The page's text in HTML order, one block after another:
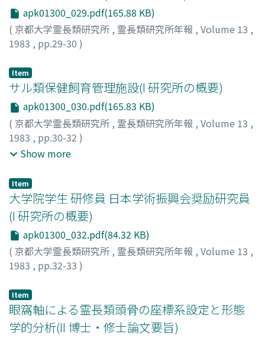
apk01300_029.pdf(165.88 KB)
( 京都大学霊長類研究所 , 霊長類研究所年報 , Volume 13 ,
1983 , pp.29-30 )
Item
サル類保健飼育管理施設(I 研究所の概要)
apk01300_030.pdf(165.83 KB)
( 京都大学霊長類研究所 , 霊長類研究所年報 , Volume 13 ,
1983 , pp.30-32 )
竹中, 修; 松林, 清明
Matsubayashi, Nobuko
ヨアキ;ゴトウ, シュンジ;マツバヤシ, ノブコ
Show more
Item
大学院学生 研修員 日本学術振興会奨励研究員
(I 研究所の概要)
apk01300_032.pdf(84.32 KB)
( 京都大学霊長類研究所 , 霊長類研究所年報 , Volume 13 ,
1983 , pp.32-33 )
Item
眼窩軸による霊長類頭骨の座標系設定と形態
学的分析(II 博士・修士論文要旨)